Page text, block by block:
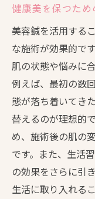
健康美を保つた
美容鍼を活用する
な施術が効果的で
肌の状態や悩みに
例えば、最初の数
態が落ち着いてき
替えるのが理想的
め、施術後の肌の
です。また、生活
の効果をさらに引
生活に取り入れる